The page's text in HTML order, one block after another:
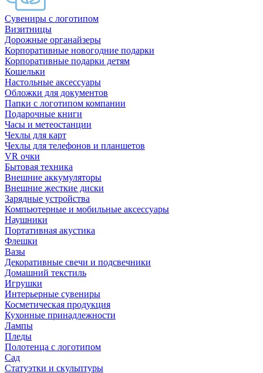
Сувениры с логотипом
Визитницы
Дорожные органайзеры
Корпоративные новогодние подарки
Корпоративные подарки детям
Кошельки
Настольные аксессуары
Обложки для документов
Папки с логотипом компании
Подарочные книги
Часы и метеостанции
Чехлы для карт
Чехлы для телефонов и планшетов
VR очки
Бытовая техника
Внешние аккумуляторы
Внешние жесткие диски
Зарядные устройства
Компьютерные и мобильные аксессуары
Наушники
Портативная акустика
Флешки
Вазы
Декоративные свечи и подсвечники
Домашний текстиль
Игрушки
Интерьерные сувениры
Косметическая продукция
Кухонные принадлежности
Лампы
Пледы
Полотенца с логотипом
Сад
Статуэтки и скульптуры